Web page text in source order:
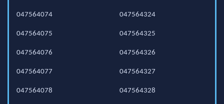
047564074
047564075
047564076
047564077
047564078
047564324
047564325
047564326
047564327
047564328